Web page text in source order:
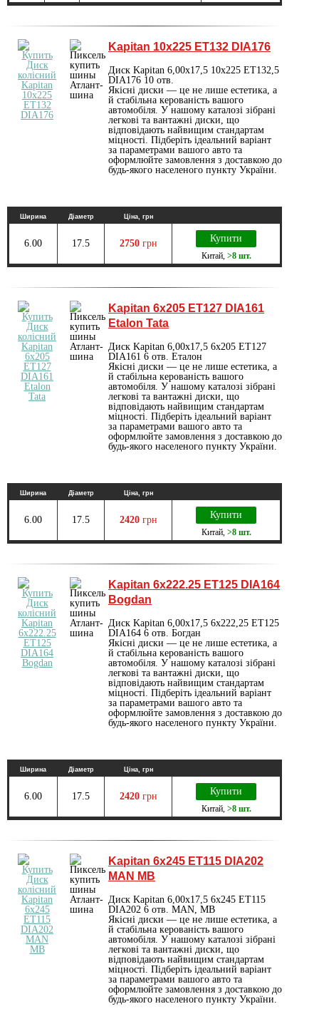
Kapitan 10x225 ET132 DIA176
Диск Kapitan 6,00х17,5 10x225 ET132,5
DIA176 10 отв.
Якісні диски — це не лише естетика, а
й стабільна керованість вашого
автомобіля. У нашому каталозі зібрані
легкові та вантажні диски, що
відповідають найвищим стандартам
міцності. Підберіть ідеальний варіант
за параметрами вашого авто та
оформлюйте замовлення з доставкою до
будь-якого населеного пункту України.
Ширина Діаметр Ціна, грн
6.00 17.5 2750 грн Купити
Китай, >8 шт.
Kapitan 6х205 ET127 DIA161
Etalon Tata
Диск Kapitan 6,00х17,5 6x205 ET127
DIA161 6 отв. Еталон
Якісні диски — це не лише естетика, а
й стабільна керованість вашого
автомобіля. У нашому каталозі зібрані
легкові та вантажні диски, що
відповідають найвищим стандартам
міцності. Підберіть ідеальний варіант
за параметрами вашого авто та
оформлюйте замовлення з доставкою до
будь-якого населеного пункту України.
Ширина Діаметр Ціна, грн
6.00 17.5 2420 грн Купити
Китай, >8 шт.
Kapitan 6x222.25 ET125 DIA164
Bogdan
Диск Kapitan 6,00х17,5 6x222,25 ET125
DIA164 6 отв. Богдан
Якісні диски — це не лише естетика, а
й стабільна керованість вашого
автомобіля. У нашому каталозі зібрані
легкові та вантажні диски, що
відповідають найвищим стандартам
міцності. Підберіть ідеальний варіант
за параметрами вашого авто та
оформлюйте замовлення з доставкою до
будь-якого населеного пункту України.
Ширина Діаметр Ціна, грн
6.00 17.5 2420 грн Купити
Китай, >8 шт.
Kapitan 6x245 ET115 DIA202
MAN MB
Диск Kapitan 6,00х17,5 6x245 ET115
DIA202 6 отв. MAN, MB
Якісні диски — це не лише естетика, а
й стабільна керованість вашого
автомобіля. У нашому каталозі зібрані
легкові та вантажні диски, що
відповідають найвищим стандартам
міцності. Підберіть ідеальний варіант
за параметрами вашого авто та
оформлюйте замовлення з доставкою до
будь-якого населеного пункту України.